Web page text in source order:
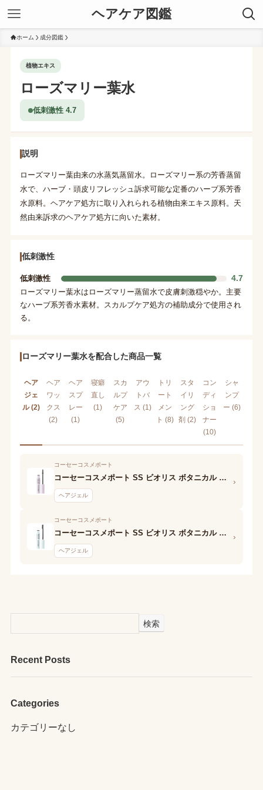
ヘアケア図鑑
ホーム 成分図鑑
植物エキス
ローズマリー葉水
低刺激性 4.7
説明
ローズマリー葉由来の水蒸気蒸留水。ローズマリー系の芳香蒸留
水で、ハーブ・頭皮リフレッシュ訴求可能な定番のハーブ系芳香
水原料。ヘアケア処方に取り入れられる植物由来エキス原料。天
然由来訴求のヘアケア処方に向いた素材。
低刺激性
低刺激性 4.7
ローズマリー葉水はローズマリー蒸留水で皮膚刺激穏やか。主要
なハーブ系芳香水素材。スカルプケア処方の補助成分で使用され
る。
ローズマリー葉水を配合した商品一覧
ヘア
ジェ
ル (2)
ヘア
ワッ
クス
(2)
ヘア
スプ
レー
(1)
寝癖
直し
(1)
スカ
ルプ
ケア
(5)
アウ
トバ
ス (1)
トリ
ート
メン
ト (8)
スタ
イリ
ング
剤 (2)
コン
ディ
ショ
ナー
(10)
シャ
ンプ
ー (6)
コーセーコスメポート
コーセーコスメポート SS ビオリス ボタニカル 前髪ロック ヘアスティック
ヘアジェル
›
コーセーコスメポート
コーセーコスメポート SS ビオリス ボタニカル おくれ毛メイク ヘアスティック
ヘアジェル
›
検索
Recent Posts
Categories
カテゴリーなし